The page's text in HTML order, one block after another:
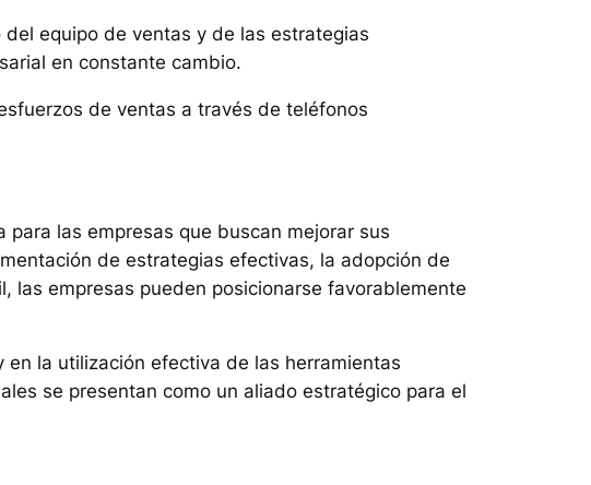
equipo de ventas y de las estrategias
en constante cambio.
de ventas a través de teléfonos
las empresas que buscan mejorar sus
de estrategias efectivas, la adopción de
las empresas pueden posicionarse favorablemente
la utilización efectiva de las herramientas
se presentan como un aliado estratégico para el